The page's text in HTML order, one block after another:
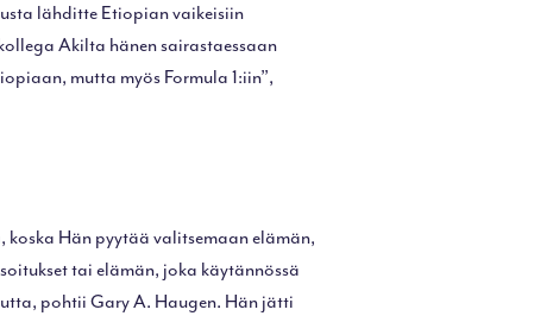
lähditte Etiopian vaikeisiin
Akilta hänen sairastaessaan
mutta myös Formula 1:iin”,
Hän pyytää valitsemaan elämän,
tai elämän, joka käytännössä
pohtii Gary A. Haugen. Hän jätti